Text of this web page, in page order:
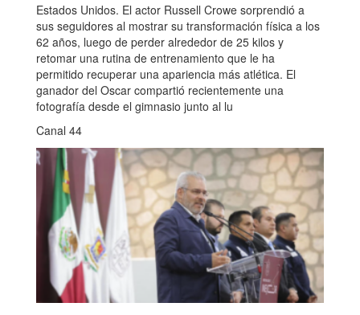
Estados Unidos. El actor Russell Crowe sorprendió a
sus seguidores al mostrar su transformación física a los
62 años, luego de perder alrededor de 25 kilos y
retomar una rutina de entrenamiento que le ha
permitido recuperar una apariencia más atlética. El
ganador del Oscar compartió recientemente una
fotografía desde el gimnasio junto al lu
Canal 44